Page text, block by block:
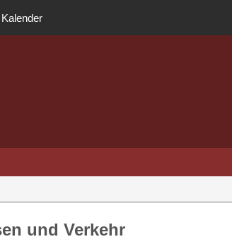
und Verkehr
Kalender